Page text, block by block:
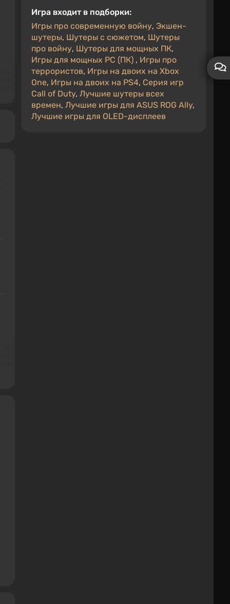
Игра входит в подборки:
Игры про современную войну, Экшен-
шутеры, Шутеры с сюжетом, Шутеры
про войну, Шутеры для мощных ПК,
Игры для мощных PC (ПК) , Игры про
террористов, Игры на двоих на Xbox
One, Игры на двоих на PS4, Серия игр
Call of Duty, Лучшие шутеры всех
времен, Лучшие игры для ASUS ROG Ally,
Лучшие игры для OLED-дисплеев